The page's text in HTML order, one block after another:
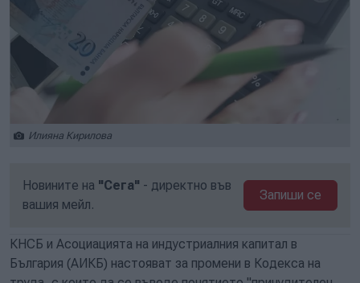
Илияна Кирилова
Новините на "Сега" - директно във
вашия мейл.
Запиши се
КНСБ и Асоциацията на индустриалния капитал в
България (АИКБ) настояват за промени в Кодекса на